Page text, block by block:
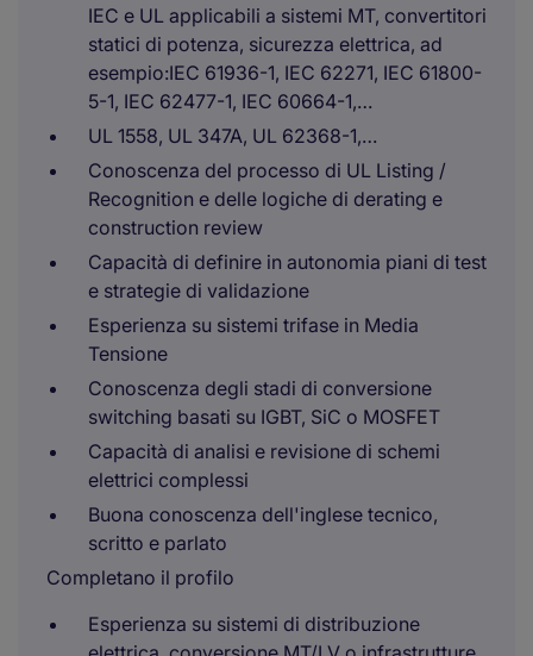
IEC e UL applicabili a sistemi MT, convertitori
statici di potenza, sicurezza elettrica, ad
esempio:IEC 61936-1, IEC 62271, IEC 61800-
5-1, IEC 62477-1, IEC 60664-1,…
UL 1558, UL 347A, UL 62368-1,…
Conoscenza del processo di UL Listing /
Recognition e delle logiche di derating e
construction review
Capacità di definire in autonomia piani di test
e strategie di validazione
Esperienza su sistemi trifase in Media
Tensione
Conoscenza degli stadi di conversione
switching basati su IGBT, SiC o MOSFET
Capacità di analisi e revisione di schemi
elettrici complessi
Buona conoscenza dell'inglese tecnico,
scritto e parlato
Completano il profilo
Esperienza su sistemi di distribuzione